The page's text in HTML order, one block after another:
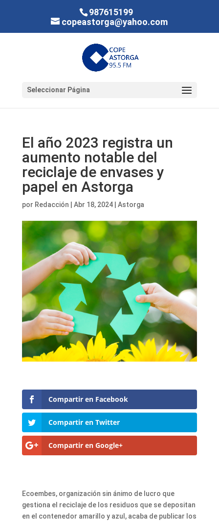
987615199
copeastorga@yahoo.com
Seleccionar Página
El año 2023 registra un
aumento notable del
reciclaje de envases y
papel en Astorga
por Redacción Abr 18, 2024| Astorga
Compartir en Facebook
Compartir en Twitter
Compartir en Google+
Ecoembes, organización sin ánimo de lucro que
gestiona el reciclaje de los residuos que se depositan
en el contenedor amarillo y azul, acaba de publicar los